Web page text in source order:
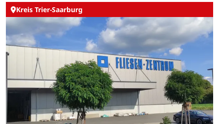
Kreis Trier-Saarburg